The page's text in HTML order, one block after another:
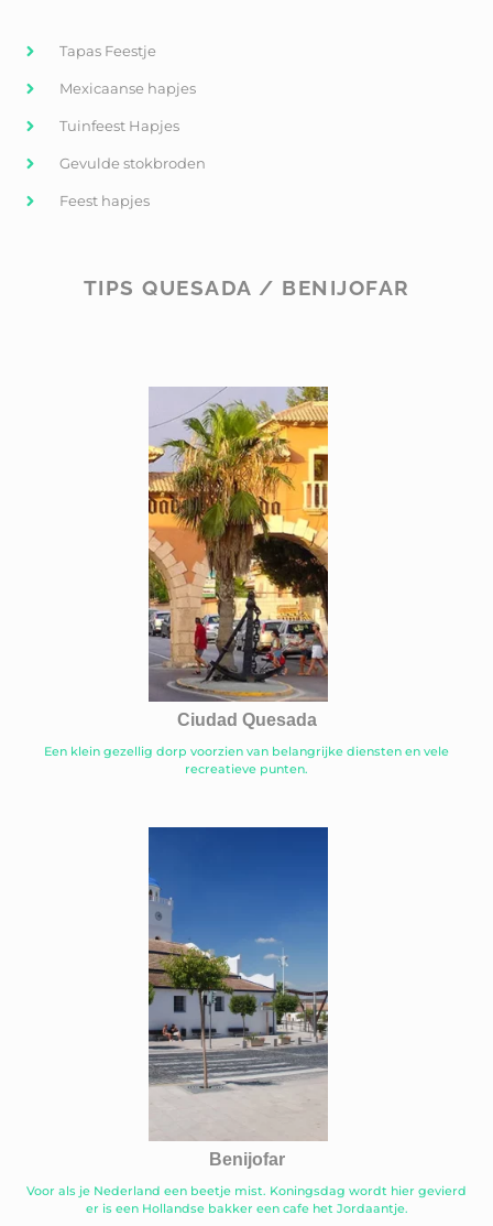
Tapas Feestje
Mexicaanse hapjes
Tuinfeest Hapjes
Gevulde stokbroden
Feest hapjes
TIPS QUESADA / BENIJOFAR
Ciudad Quesada
Een klein gezellig dorp voorzien van belangrijke diensten en vele
recreatieve punten.
Benijofar
Voor als je Nederland een beetje mist. Koningsdag wordt hier gevierd
er is een Hollandse bakker een cafe het Jordaantje.